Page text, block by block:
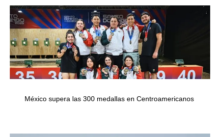
México supera las 300 medallas en Centroamericanos